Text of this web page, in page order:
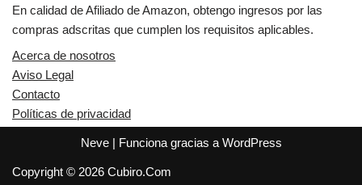
En calidad de Afiliado de Amazon, obtengo ingresos por las
compras adscritas que cumplen los requisitos aplicables.
Acerca de nosotros
Aviso Legal
Contacto
Políticas de privacidad
Neve| Funciona gracias a WordPress
Copyright © 2026 Cubiro.Com